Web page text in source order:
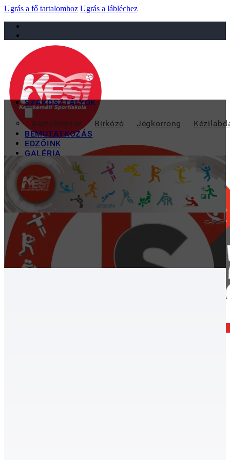
Ugrás a fő tartalomhoz Ugrás a lábléchez
sportiskola@juniorsportkft.hu
SZAKOSZTÁLYOK
Asztalitenisz Birkózó Jégkorrong
BEMUTATKOZÁS
EDZŐINK
GALÉRIA
TAO
KAPCSOLAT